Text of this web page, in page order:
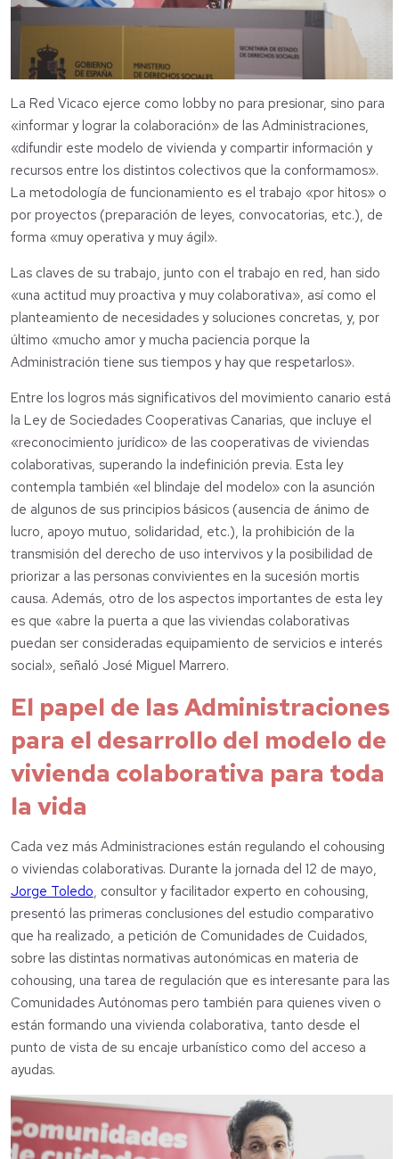
La Red Vicaco ejerce como lobby no para presionar, sino para
«informar y lograr la colaboración» de las Administraciones,
«difundir este modelo de vivienda y compartir información y
recursos entre los distintos colectivos que la conformamos».
La metodología de funcionamiento es el trabajo «por hitos» o
por proyectos (preparación de leyes, convocatorias, etc.), de
forma «muy operativa y muy ágil».
Las claves de su trabajo, junto con el trabajo en red, han sido
«una actitud muy proactiva y muy colaborativa», así como el
planteamiento de necesidades y soluciones concretas, y, por
último «mucho amor y mucha paciencia porque la
Administración tiene sus tiempos y hay que respetarlos».
Entre los logros más significativos del movimiento canario está
la Ley de Sociedades Cooperativas Canarias, que incluye el
«reconocimiento jurídico» de las cooperativas de viviendas
colaborativas, superando la indefinición previa. Esta ley
contempla también «el blindaje del modelo» con la asunción
de algunos de sus principios básicos (ausencia de ánimo de
lucro, apoyo mutuo, solidaridad, etc.), la prohibición de la
transmisión del derecho de uso intervivos y la posibilidad de
priorizar a las personas convivientes en la sucesión mortis
causa. Además, otro de los aspectos importantes de esta ley
es que «abre la puerta a que las viviendas colaborativas
puedan ser consideradas equipamiento de servicios e interés
social», señaló José Miguel Marrero.
El papel de las Administraciones
para el desarrollo del modelo de
vivienda colaborativa para toda
la vida
Cada vez más Administraciones están regulando el cohousing
o viviendas colaborativas. Durante la jornada del 12 de mayo,
Jorge Toledo, consultor y facilitador experto en cohousing,
presentó las primeras conclusiones del estudio comparativo
que ha realizado, a petición de Comunidades de Cuidados,
sobre las distintas normativas autonómicas en materia de
cohousing, una tarea de regulación que es interesante para las
Comunidades Autónomas pero también para quienes viven o
están formando una vivienda colaborativa, tanto desde el
punto de vista de su encaje urbanístico como del acceso a
ayudas.